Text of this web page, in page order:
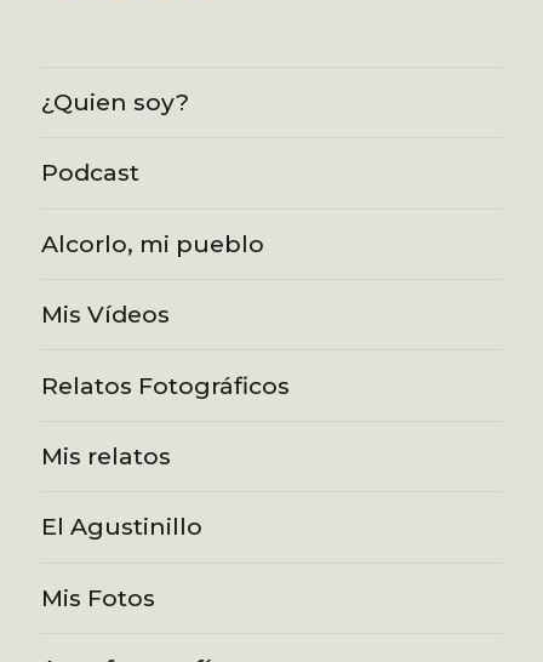
¿Quien soy?
Podcast
Alcorlo, mi pueblo
Mis Vídeos
Relatos Fotográficos
Mis relatos
El Agustinillo
Mis Fotos